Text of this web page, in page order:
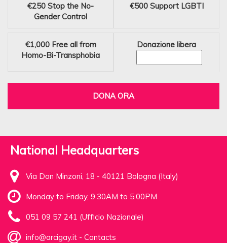
€250 Stop the No-
Gender Control
€500 Support LGBTI
€1,000 Free all from
Homo-Bi-Transphobia
Donazione libera
DONA ORA
National Headquarters
Via Don Minzoni, 18 - 40121 Bologna (Italy)
Monday to Friday, 9.30AM to 5.00PM
051 09 57 241 (Ufficio Nazionale)
info@arcigay.it - Contacts